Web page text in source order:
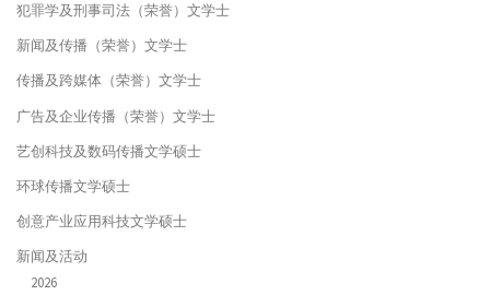
犯罪学及刑事司法（荣誉）文学士
新闻及传播（荣誉）文学士
传播及跨媒体（荣誉）文学士
广告及企业传播（荣誉）文学士
艺创科技及数码传播文学硕士
环球传播文学硕士
创意产业应用科技文学硕士
新闻及活动
2026